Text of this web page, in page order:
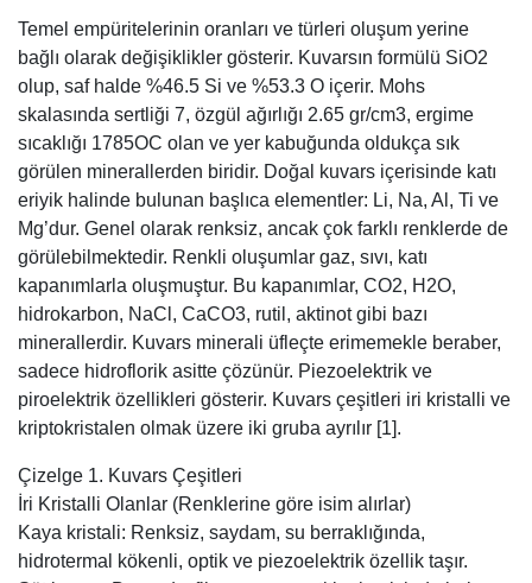
Temel empüritelerinin oranları ve türleri oluşum yerine
bağlı olarak değişiklikler gösterir. Kuvarsın formülü SiO2
olup, saf halde %46.5 Si ve %53.3 O içerir. Mohs
skalasında sertliği 7, özgül ağırlığı 2.65 gr/cm3, ergime
sıcaklığı 1785OC olan ve yer kabuğunda oldukça sık
görülen minerallerden biridir. Doğal kuvars içerisinde katı
eriyik halinde bulunan başlıca elementler: Li, Na, Al, Ti ve
Mg’dur. Genel olarak renksiz, ancak çok farklı renklerde de
görülebilmektedir. Renkli oluşumlar gaz, sıvı, katı
kapanımlarla oluşmuştur. Bu kapanımlar, CO2, H2O,
hidrokarbon, NaCl, CaCO3, rutil, aktinot gibi bazı
minerallerdir. Kuvars minerali üfleçte erimemekle beraber,
sadece hidroflorik asitte çözünür. Piezoelektrik ve
piroelektrik özellikleri gösterir. Kuvars çeşitleri iri kristalli ve
kriptokristalen olmak üzere iki gruba ayrılır [1].
Çizelge 1. Kuvars Çeşitleri
İri Kristalli Olanlar (Renklerine göre isim alırlar)
Kaya kristali: Renksiz, saydam, su berraklığında,
hidrotermal kökenli, optik ve piezoelektrik özellik taşır.